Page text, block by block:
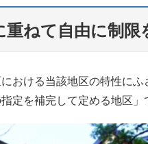
重ねて自由に制限
おける当該地区の特性に
定を補完して定める地区」